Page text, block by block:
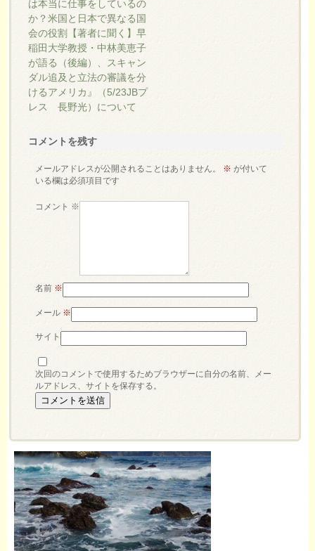
は本当に仕事をしているの
か？米国と日本で異なる国
会の役割【著者に聞く】早
稲田大学教授・中林美恵子
が語る（後編）、スキャン
ダル追及と立法の審議を分
けるアメリカ』（5/23JBプ
レス 長野光）について
コメントを残す
メールアドレスが公開されることはありません。 ※ が付いて
いる欄は必須項目です
コメント ※
名前 ※
メール ※
サイト
次回のコメントで使用するためブラウザーに自分の名前、メー
ルアドレス、サイトを保存する。